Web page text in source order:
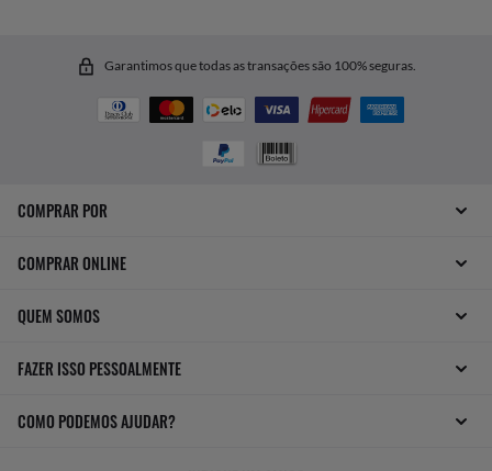
Garantimos que todas as transações são 100% seguras.
COMPRAR POR
COMPRAR ONLINE
QUEM SOMOS
FAZER ISSO PESSOALMENTE
COMO PODEMOS AJUDAR?